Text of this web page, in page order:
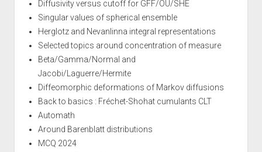
Diffusivity versus cutoff for GFF/OU/SHE
Singular values of spherical ensemble
Herglotz and Nevanlinna integral representations
Selected topics around concentration of measure
Beta/Gamma/Normal and
Jacobi/Laguerre/Hermite
Diffeomorphic deformations of Markov diffusions
Back to basics : Fréchet-Shohat cumulants CLT
Automath
Around Barenblatt distributions
MCQ 2024